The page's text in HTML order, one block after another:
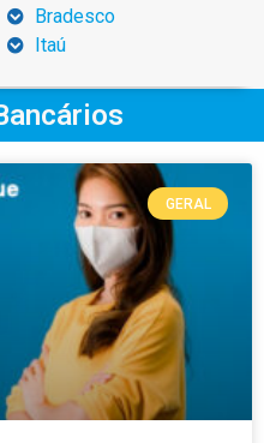
Bradesco
Itaú
GERAL